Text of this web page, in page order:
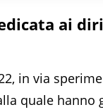
ai
in via
quale